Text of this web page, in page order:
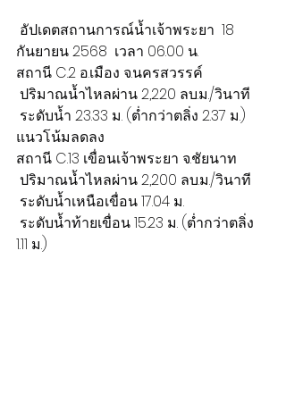
อัปเดตสถานการณ์น้ำเจ้าพระยา  18
กันยายน 2568  เวลา 06.00 น.
สถานี C.2 อ.เมือง จ.นครสวรรค์
ปริมาณน้ำไหลผ่าน 2,220 ลบ.ม./วินาที
ระดับน้ำ 23.33 ม. (ต่ำกว่าตลิ่ง 2.37 ม.)
แนวโน้มลดลง
สถานี C.13 เขื่อนเจ้าพระยา จ.ชัยนาท
ปริมาณน้ำไหลผ่าน 2,200 ลบ.ม./วินาที
ระดับน้ำเหนือเขื่อน 17.04 ม.
ระดับน้ำท้ายเขื่อน 15.23 ม. (ต่ำกว่าตลิ่ง
1.11 ม.)